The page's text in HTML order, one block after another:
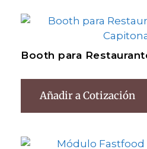
Booth para
Añadir a Cotización